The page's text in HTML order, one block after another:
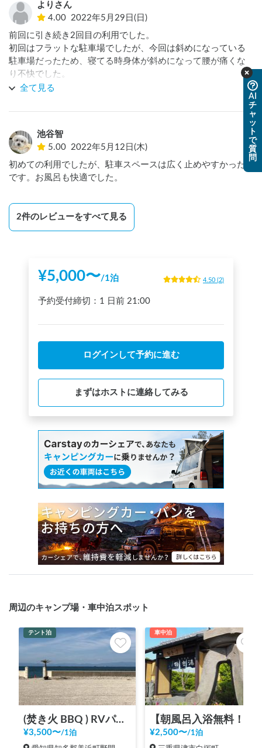
明書」及び
「ワクチン接種証明書」のご提示をお願いいたします。
猫を同伴される場合は、車外へ連れ出さないようお願いいた
します。
※ペットについて：ペットの館内への入店はご遠慮いただい
ております（糞の処理・持ち帰りをお願いします）ただし、
盲導犬を除きます。
※深夜時間帯はペットは車内に入れてください。
【オススメ周辺施設】
・南知多ビーチランド（1000ｍ）
・えびせんべいの里（5900ｍ）
【くるま旅クラブ非会員の方へ】
こちらの湯Youパークは会員限定になります。
非会員の方は下記よりご登録手続きをお願い致します。
よりさん
4.00 2022年5月29日(日)
前回に引き続き2回目の利用でした。
初回はフラットな駐車場でしたが、今回は斜めになっている
駐車場だったため、寝てる時身体が斜めになって腰が痛くな
り不快でした。
一泊5,000円（入銭料は別）と安くはないので駐車場はフラッ
お風呂はとても良いお湯で今回も大満足でした。フロントの
全て見る
池谷智
5.00 2022年5月12日(木)
初めての利用でしたが、駐車スペースは広く止めやすかった
です。お風呂も快適でした。
2件のレビューをすべて見る
¥5,000〜/1泊 4.50 (2)
予約受付締切： 1 日前 21:00
ログインして予約に進む
まずはホストに連絡してみる
周辺のキャンプ場・車中泊スポット
テント泊
(焚き火 BBQ ) RVパーク野間海岸ステーション
¥3,500〜/1泊
車中泊
¥2,500〜/1泊
AI
チ
ャ
ッ
ト
で
質
問